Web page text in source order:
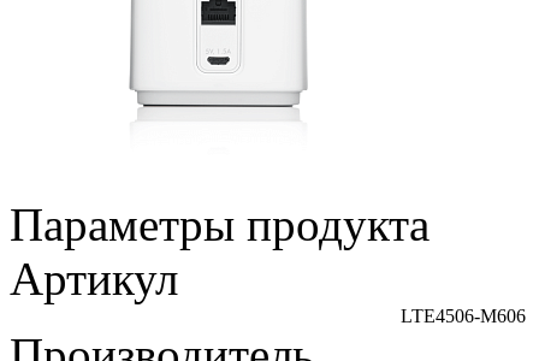
Параметры продукта
Артикул
LTE4506-M606